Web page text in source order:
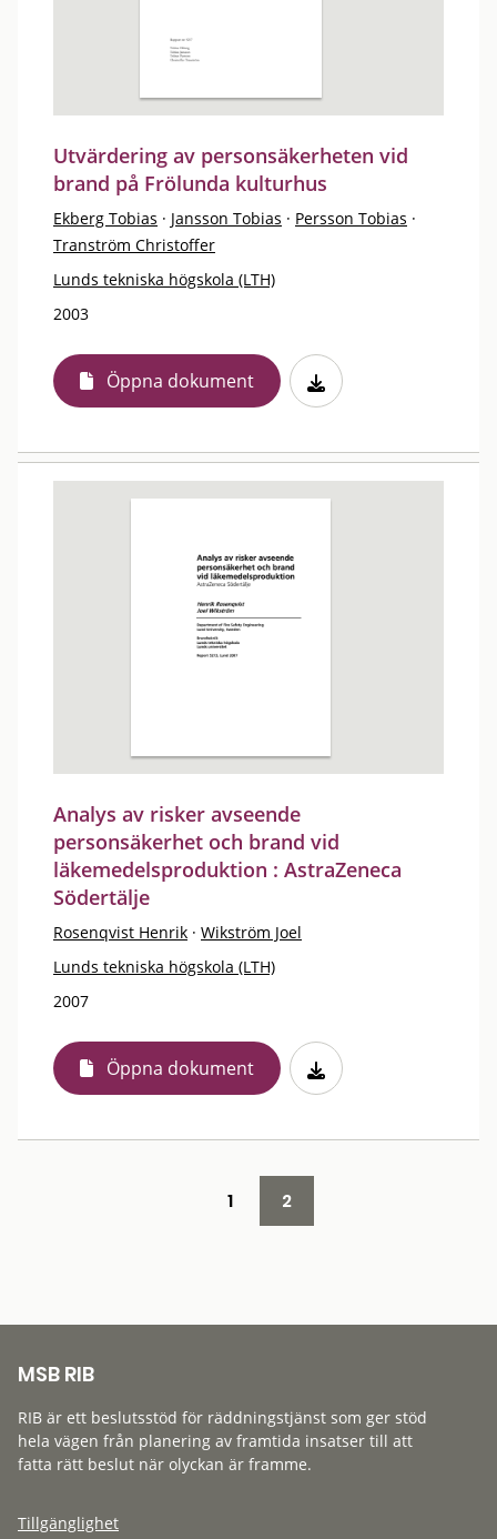
Utvärdering av personsäkerheten vid
brand på Frölunda kulturhus
Ekberg Tobias · Jansson Tobias · Persson Tobias ·
Tranström Christoffer
Lunds tekniska högskola (LTH)
2003
Öppna dokument
Analys av risker avseende
personsäkerhet och brand vid
läkemedelsproduktion : AstraZeneca
Södertälje
Rosenqvist Henrik · Wikström Joel
Lunds tekniska högskola (LTH)
2007
Öppna dokument
1 2
MSB RIB
RIB är ett beslutsstöd för räddningstjänst som ger stöd
hela vägen från planering av framtida insatser till att
fatta rätt beslut när olyckan är framme.
Tillgänglighet